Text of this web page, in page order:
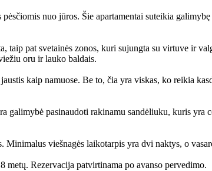
nuo jūros. Šie apartamentai suteikia
taip pat svetainės zonos, kuri sujungta su virtuve ir
oru ir lauko baldais.
kaip namuose. Be to, čia yra viskas, ko reikia
pasinaudoti rakinamu sandėliuku, kuris yra
viešnagės laikotarpis yra dvi naktys, o
metų. Rezervacija patvirtinama po avanso pervedimo.